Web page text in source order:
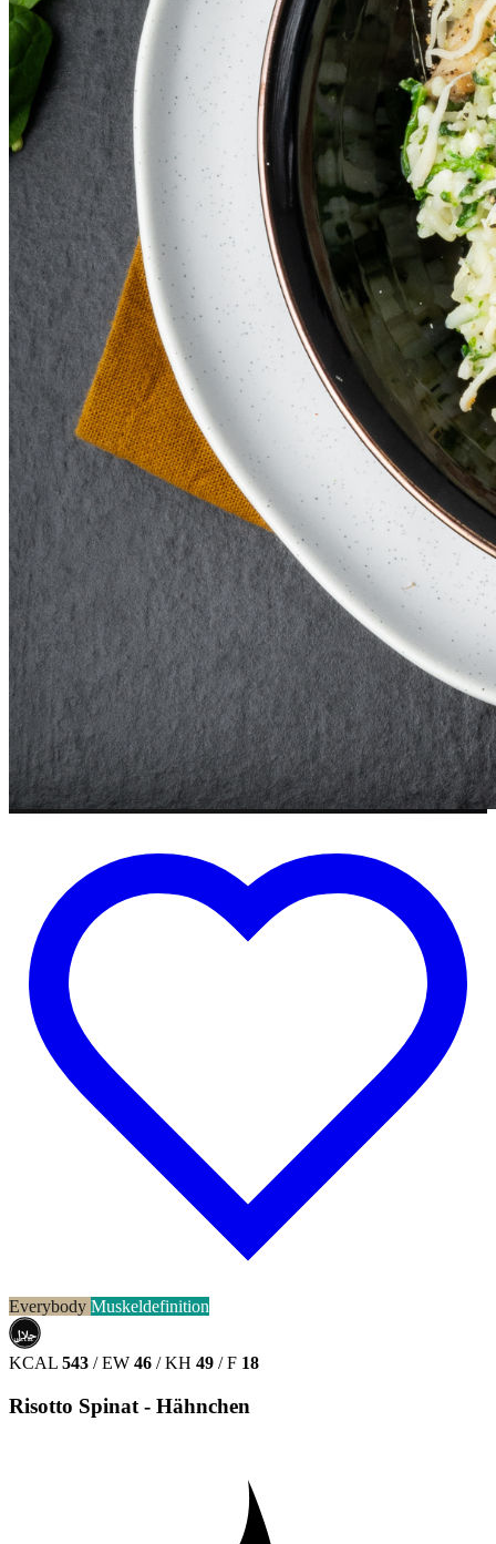
Everybody Muskeldefinition
حلال
HALAL
KCAL 543 / EW 46 / KH 49 / F 18
Risotto Spinat - Hähnchen